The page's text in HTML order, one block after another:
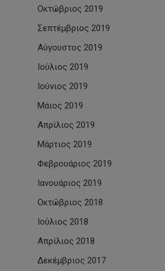
Οκτώβριος 2019
Σεπτέμβριος 2019
Αύγουστος 2019
Ιούλιος 2019
Ιούνιος 2019
Μάιος 2019
Απρίλιος 2019
Μάρτιος 2019
Φεβρουάριος 2019
Ιανουάριος 2019
Οκτώβριος 2018
Ιούλιος 2018
Απρίλιος 2018
Δεκέμβριος 2017